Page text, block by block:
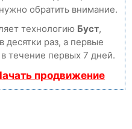
обратить внимание.
технологию Буст,
десятки раз, а первые
течение первых 7 дней.
продвижение